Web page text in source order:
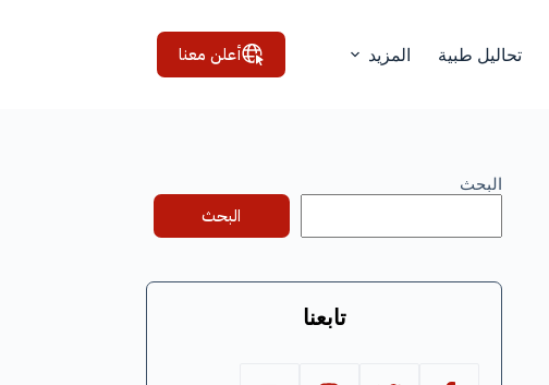
تحاليل طبية المزيد أعلن معنا
البحث
البحث
تابعنا